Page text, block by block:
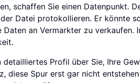
schaffen Sie einen Datenpunkt.
Datei protokollieren. Er könnte
an Vermarkter zu verkaufen.
Profil über Sie, Ihre
diese Spur erst gar nicht